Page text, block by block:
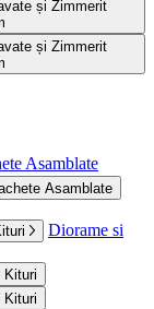
Asamblate
Asamblate
Diorame si
Kituri
Kituri